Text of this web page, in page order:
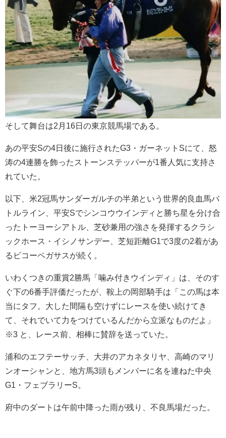
そして舞台は2月16日の東京競馬場である。
あの平安Sの4日後に施行されたG3・ガーネットSにて、怒
涛の4連勝を飾ったストーンステッパーが1番人気に支持さ
れていた。
以下、米2冠馬サンダーガルチの半弟という世界的良血馬バ
トルライン、平安Sでシンコウウインディと勝ち星を分け合
ったトーヨーシアトル、芝砂兼用の強さを発揮するクラシ
ックホース・イシノサンデー、芝短距離G1で3度の2着があ
るビコーペガサスが続く。
いわくつきの重賞2勝馬「噛み付きウインディ」は、そのす
ぐ下の6番手評価だったが、鞍上の岡部騎手は「この馬は本
当にタフ。大した間隔も空けずにレースを使い続けてき
て、それでいて力をつけているんだから立派なものだよ」
※3 と、レース前、相棒に賛辞を送っていた。
浦和のエフテーサッチ、大井のアカネタリヤ、高崎のマリ
ンオーシャンと、地方馬3頭もメンバーに名を連ねた中央
G1・フェブラリーS。
府中のダートは午前中降った雨が残り、不良馬場だった。